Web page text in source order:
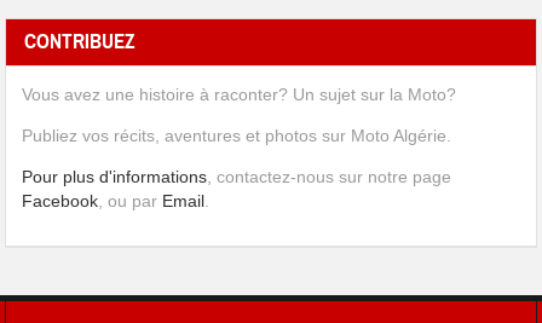
CONTRIBUEZ
Vous avez une histoire à raconter? Un sujet sur la Moto?
Publiez vos récits, aventures et photos sur Moto Algérie.
Pour plus d'informations , contactez-nous sur notre page
Facebook , ou par Email